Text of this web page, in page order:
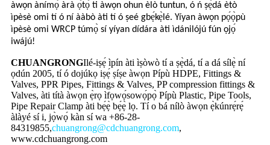
àwọn ànímọ́ àrà ọ̀tọ̀ ti àwọn ohun èlò tuntun, ó ń ṣẹ̀dá ètò
ìpèsè omi tí ó ní ààbò àti tí ó ṣeé gbẹ́kẹ̀lé. Yíyan àwọn pọ́ọ̀pù
ìpèsè omi WRCP túmọ̀ sí yíyan dídára àti ìdánilójú fún ọjọ́
iwájú!
CHUANGRONGIlé-iṣẹ́ ìpín àti ìṣòwò tí a ṣẹ̀dá, tí a dá sílẹ̀ ní
ọdún 2005, tí ó dojúkọ iṣẹ́ ṣíṣe àwọn Pípù HDPE, Fittings &
Valves, PPR Pipes, Fittings & Valves, PP compression fittings &
Valves, àti títà àwọn ẹ̀rọ ìfọwọ́sowọ́pọ̀ Pípù Plastic, Pipe Tools,
Pipe Repair Clamp àti bẹ́ẹ̀ bẹ́ẹ̀ lọ. Tí o bá nílò àwọn ẹ̀kúnrẹ́rẹ́
àlàyé sí i, jọ̀wọ́ kàn sí wa +86-28-
84319855,chuangrong@cdchuangrong.com,
www.cdchuangrong.com